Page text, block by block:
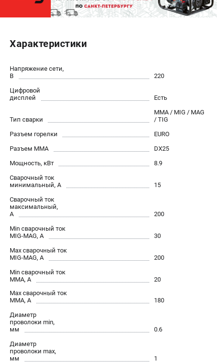
Генераторы дизельные
Генераторы сварочные
ПОЛЕЗНЫЕ СТАТЬИ
Как выбрать бензопилу?
Как выбрать компрессор?
Как правильно выбрать генератор?
Как выбрать сварочный аппарат?
СВАРОЧНЫЕ АППАРАТЫ
Аппараты контактной сварки
Сварочные полуавтоматы MIG/MAG
Сварочные аппараты TIG
Сварочные материалы
ТЕЛЕФОН (САНКТ-ПЕТЕРБУРГ)
Информация размещённая на сайте не является публичной
проспект Александровской Фермы, 29АЛ
Характеристики
Напряжение сети,
В
220
Цифровой
дисплей
Есть
Тип сварки
MMA / MIG / MAG
/ TIG
Разъем горелки
EURO
Разъем ММА
DX25
Мощность, кВт
8.9
Сварочный ток
минимальный, А
15
Сварочный ток
максимальный,
А
200
Min сварочный ток
MIG-MAG, А
30
Max сварочный ток
MIG-MAG, А
200
Min сварочный ток
ММА, А
20
Max сварочный ток
ММА, А
180
Диаметр
проволоки min,
мм
0.6
Диаметр
проволоки max,
мм
1